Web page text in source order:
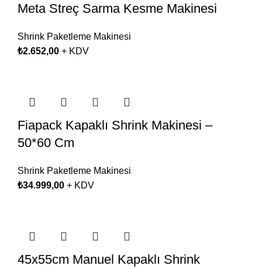
Meta Streç Sarma Kesme Makinesi
Shrink Paketleme Makinesi
₺2.652,00 + KDV
Fiapack Kapaklı Shrink Makinesi –
50*60 Cm
Shrink Paketleme Makinesi
₺34.999,00 + KDV
45x55cm Manuel Kapaklı Shrink